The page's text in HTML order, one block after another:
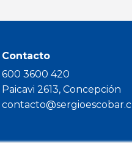
Contacto
600 3600 420
Paicavi 2613, Concepción
contacto@sergioescobar.cl